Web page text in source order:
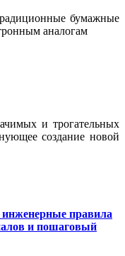
бумажные
аналогам
и трогательных
создание новой
инженерные правила
и пошаговый